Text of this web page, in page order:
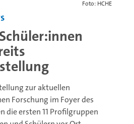
Foto: HCHE
zur aktuellen
Forschung im Foyer des
die ersten 11 Profilgruppen